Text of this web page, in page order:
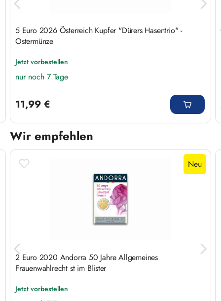
5 Euro 2026 Österreich Kupfer "Dürers Hasentrio" -
Ostermünze
Jetzt vorbestellen
nur noch 7 Tage
11,99 €
Wir empfehlen
Produktgalerie überspringen
Neu
2 Euro 2020 Andorra 50 Jahre Allgemeines
Frauenwahlrecht st im Blister
Jetzt vorbestellen